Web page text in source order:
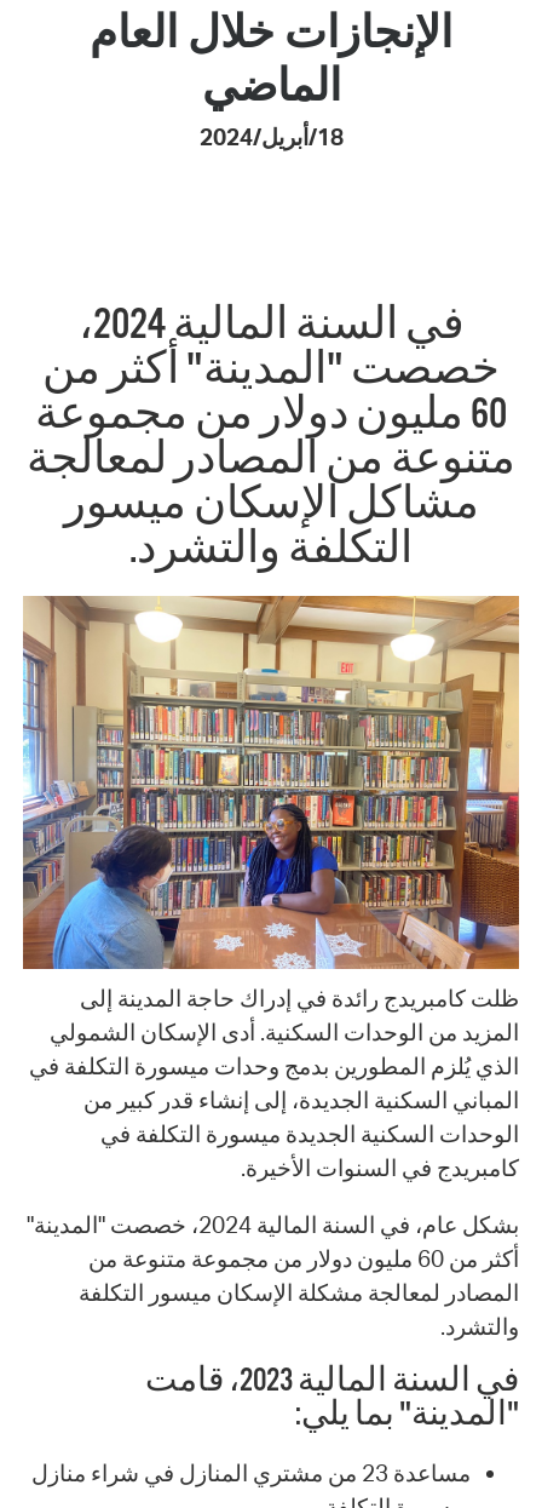
الإنجازات خلال العام
الماضي
18/أبريل/2024
في السنة المالية 2024،
خصصت "المدينة" أكثر من
60 مليون دولار من مجموعة
متنوعة من المصادر لمعالجة
مشاكل الإسكان ميسور
التكلفة والتشرد.
ظلت كامبريدج رائدة في إدراك حاجة المدينة إلى
المزيد من الوحدات السكنية. أدى الإسكان الشمولي
الذي يُلزم المطورين بدمج وحدات ميسورة التكلفة في
المباني السكنية الجديدة، إلى إنشاء قدر كبير من
الوحدات السكنية الجديدة ميسورة التكلفة في
كامبريدج في السنوات الأخيرة.
بشكل عام، في السنة المالية 2024، خصصت "المدينة"
أكثر من 60 مليون دولار من مجموعة متنوعة من
المصادر لمعالجة مشكلة الإسكان ميسور التكلفة
والتشرد.
في السنة المالية 2023، قامت
"المدينة" بما يلي:
مساعدة 23 من مشتري المنازل في شراء منازل